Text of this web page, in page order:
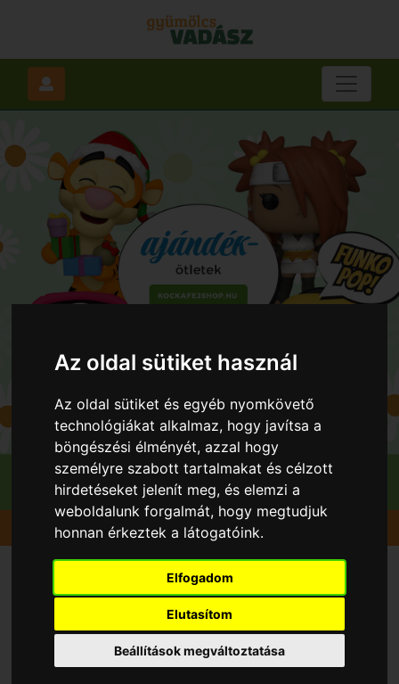
Az oldal sütiket használ
Az oldal sütiket és egyéb nyomkövető
technológiákat alkalmaz, hogy javítsa a
böngészési élményét, azzal hogy
személyre szabott tartalmakat és célzott
hirdetéseket jelenít meg, és elemzi a
weboldalunk forgalmát, hogy megtudjuk
honnan érkeztek a látogatóink.
Elfogadom
Elutasítom
Beállítások megváltoztatása
Gyümölcsök Dió Milotai kései® M10-14